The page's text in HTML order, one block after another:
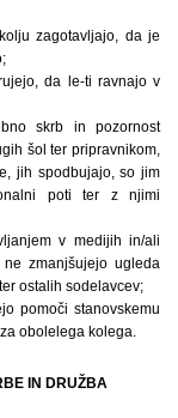
zagotavljajo, da je
da le-ti ravnajo v
skrb in pozornost
šol ter pripravnikom,
jih spodbujajo, so jim
poti ter z njimi
v medijih in/ali
zmanjšujejo ugleda
ostalih sodelavcev;
pomoči stanovskemu
obolelega kolega.
IN DRUŽBA